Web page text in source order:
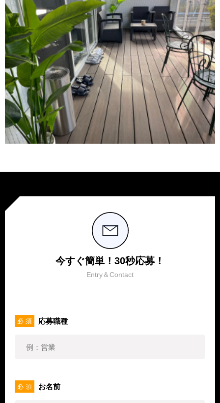
今すぐ簡単！30秒応募！
Entry＆Contact
必 須 応募職種
必 須 お名前